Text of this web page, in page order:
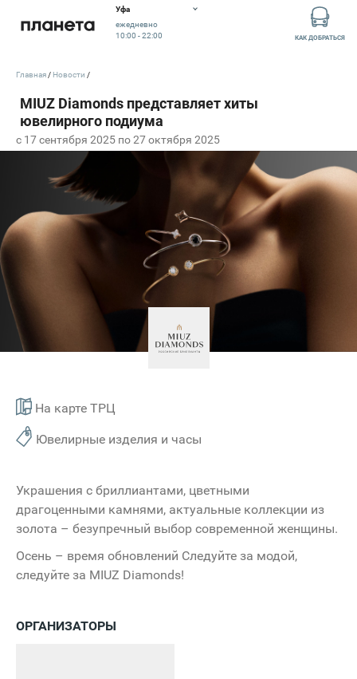
Уфа
ежедневно
10:00 - 22:00
КАК ДОБРАТЬСЯ
c 17 сентября 2025 по 27 октября 2025
На карте ТРЦ
Ювелирные изделия и часы
Главная Новости
Украшения с бриллиантами, цветными
драгоценными камнями, актуальные коллекции из
золота – безупречный выбор современной женщины.
Осень – время обновлений Следуйте за модой,
следуйте за MIUZ Diamonds!
ОРГАНИЗАТОРЫ